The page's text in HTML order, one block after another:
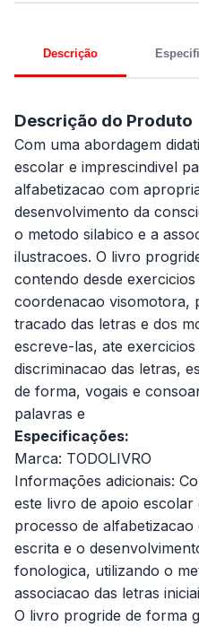
Descrição
Descrição do Produto
Com uma abordagem
escolar e imprescindivel
alfabetizacao com
desenvolvimento da
o metodo silabico e a
ilustracoes. O livro
contendo desde
coordenacao visomotora,
tracado das letras e dos
escreve-las, ate
discriminacao das letras,
de forma, vogais e
palavras e
Especificações:
Marca: TODOLIVRO
Informações adicionais:
este livro de apoio
processo de
escrita e o
fonologica, utilizando o
associacao das letras
O livro progride de forma